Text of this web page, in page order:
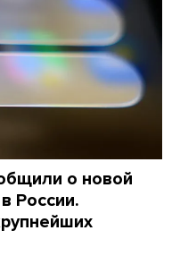
о новой
России.